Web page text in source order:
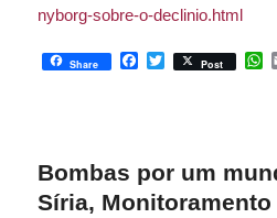
nyborg-sobre-o-declinio.html
Share Facebook
Twitter
Post
Bombas por um
Síria, Monitoramento